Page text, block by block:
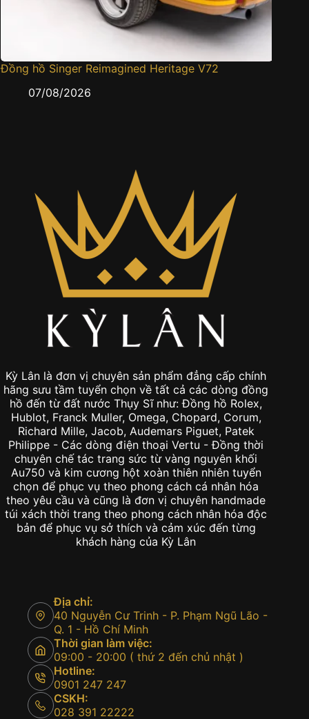
Đồng hồ Singer Reimagined Heritage V72
07/08/2026
Kỳ Lân là đơn vị chuyên sản phẩm đẳng cấp chính
hãng sưu tầm tuyển chọn về tất cả các dòng đồng
hồ đến từ đất nước Thụy Sĩ như: Đồng hồ Rolex,
Hublot, Franck Muller, Omega, Chopard, Corum,
Richard Mille, Jacob, Audemars Piguet, Patek
Philippe - Các dòng điện thoại Vertu - Đồng thời
chuyên chế tác trang sức từ vàng nguyên khối
Au750 và kim cương hột xoàn thiên nhiên tuyển
chọn để phục vụ theo phong cách cá nhân hóa
theo yêu cầu và cũng là đơn vị chuyên handmade
túi xách thời trang theo phong cách nhân hóa độc
bản để phục vụ sở thích và cảm xúc đến từng
khách hàng của Kỳ Lân
Địa chỉ:
40 Nguyễn Cư Trinh - P. Phạm Ngũ Lão -
Q. 1 - Hồ Chí Minh
Thời gian làm việc:
09:00 - 20:00 ( thứ 2 đến chủ nhật )
Hotline:
0901 247 247
CSKH:
028 391 22222